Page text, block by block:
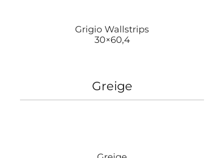
Grigio Wallstrips
30×60,4
Greige